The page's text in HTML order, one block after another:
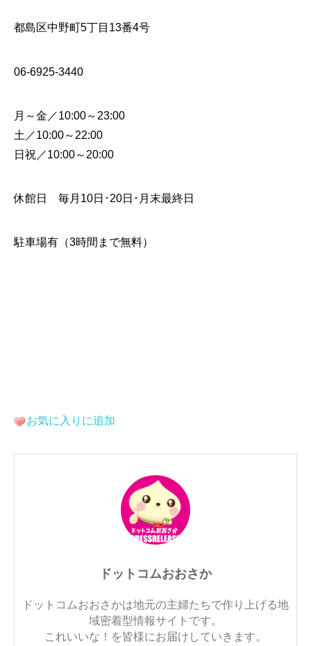
都島区中野町5丁目13番4号
06-6925-3440
月～金／10:00～23:00
土／10:00～22:00
日祝／10:00～20:00
休館日 毎月10日･20日･月末最終日
駐車場有（3時間まで無料）
お気に入りに追加
ドットコムおおさか
ドットコムおおさかは地元の主婦たちで作り上げる地
域密着型情報サイトです。
これいいな！を皆様にお届けしていきます。